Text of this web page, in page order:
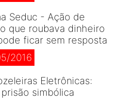
Seduc - Ação de
que roubava dinheiro
ficar sem resposta
2016
Eletrônicas:
simbólica